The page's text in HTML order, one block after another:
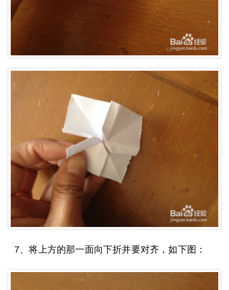
7、将上方的那一面向下折并要对齐，如下图：